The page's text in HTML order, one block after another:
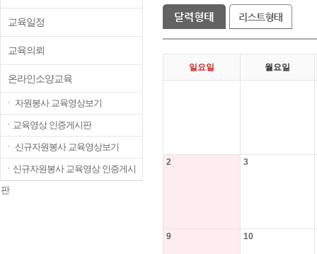
교육일정
교육의뢰
온라인소양교육
ㆍ 자원봉사 교육영상보기
ㆍ교육영상 인증게시판
ㆍ 신규자원봉사 교육영상보기
ㆍ신규자원봉사 교육영상 인증게시
판
일요일 월요일
2 3
9 10